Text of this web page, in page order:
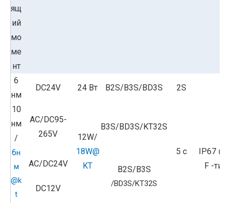
ящ
ий
мо
ме
нт
6
нм
DC24V 24 Вт B2S/B3S/BD3S 2S
IP67
F -тип
10
нм
/
6н
м
@k
t
AC/DC95-
265V
12W/
18W@
KT
B3S/BD3S/KT32S
5 с
AC/DC24V
B2S/B3S
/BD3S/KT32S
DC12V